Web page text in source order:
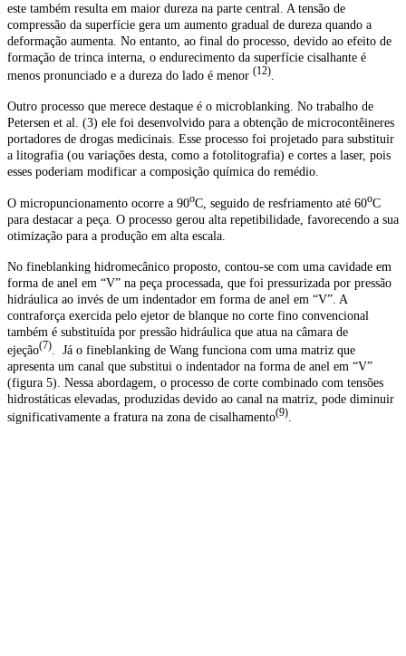
este também resulta em maior dureza na parte central. A tensão de
compressão da superfície gera um aumento gradual de dureza quando a
deformação aumenta. No entanto, ao final do processo, devido ao efeito de
formação de trinca interna, o endurecimento da superfície cisalhante é
menos pronunciado e a dureza do lado é menor (12)
Outro processo que merece destaque é o microblanking. No trabalho de
Petersen et al. (3) ele foi desenvolvido para a obtenção de microcontêineres
portadores de drogas medicinais. Esse processo foi projetado para substituir
a litografia (ou variações desta, como a fotolitografia) e cortes a laser, pois
esses poderiam modificar a composição química do remédio.
O micropuncionamento ocorre a 90oC, seguido de resfriamento até 60oC
para destacar a peça. O processo gerou alta repetibilidade, favorecendo a sua
otimização para a produção em alta escala.
No fineblanking hidromecânico proposto, contou-se com uma cavidade em
forma de anel em “V” na peça processada, que foi pressurizada por pressão
hidráulica ao invés de um indentador em forma de anel em “V”. A
contraforça exercida pelo ejetor de blanque no corte fino convencional
também é substituída por pressão hidráulica que atua na câmara de
ejeção(7) . Já o fineblanking de Wang funciona com uma matriz que
apresenta um canal que substitui o indentador na forma de anel em “V”
(figura 5). Nessa abordagem, o processo de corte combinado com tensões
hidrostáticas elevadas, produzidas devido ao canal na matriz, pode diminuir
significativamente a fratura na zona de cisalhamento(9)